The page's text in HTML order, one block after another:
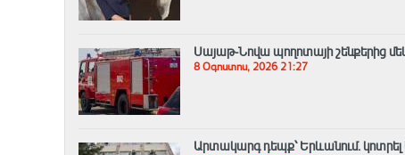
Սայաթ-Նովա պողոտայի շենքերից
8 Օգոստոս, 2026 21:27
Արտակարգ դեպք՝ Երևանում․ կոտրել